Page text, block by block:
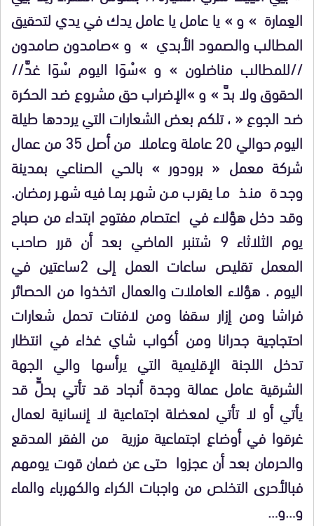
العِمارة » و » يا عامل يا عامل يدك في يدي لتحقيق
المطالب والصمود الأبدي » و »صامدون صامدون
//للمطالب مناضلون » و »سْوَا اليوم سْوَا غدَّ//
الحقوق ولا بدَّ » و »الإضراب حق مشروع ضد الحكرة
ضد الجوع « ، تلكم بعض الشعارات التي يرددها طيلة
اليوم حوالي 20 عاملة وعاملا من أصل 35 من عمال
شركة معمل « برودور » بالحي الصناعي بمدينة
وجدة منذ ما يقرب من شهر بما فيه شهر رمضان.
وقد دخل هؤلاء في اعتصام مفتوح ابتداء من صباح
يوم الثلاثاء 9 شتنبر الماضي بعد أن قرر صاحب
المعمل تقليص ساعات العمل إلى 2ساعتين في
اليوم . هؤلاء العاملات والعمال اتخذوا من الحصائر
فراشا ومن إزار سقفا ومن لافتات تحمل شعارات
احتجاجية جدرانا ومن أكواب شاي غذاء في انتظار
تدخل اللجنة الإقليمية التي يرأسها والي الجهة
الشرقية عامل عمالة وجدة أنجاد قد تأتي بحلٍّ قد
يأتي أو لا تأتي لمعضلة اجتماعية لا إنسانية لعمال
غرقوا في أوضاع اجتماعية مزرية من الفقر المدقع
والحرمان بعد أن عجزوا حتى عن ضمان قوت يومهم
فبالأحرى التخلص من واجبات الكراء والكهرباء والماء
و…و…